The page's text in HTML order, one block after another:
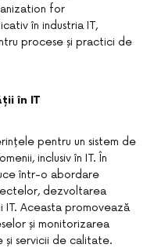
for
în industria IT,
procese și practici de
în IT
pentru un sistem de
inclusiv în IT. În
într-o abordare
dezvoltarea
IT. Aceasta promovează
și monitorizarea
și servicii de calitate.